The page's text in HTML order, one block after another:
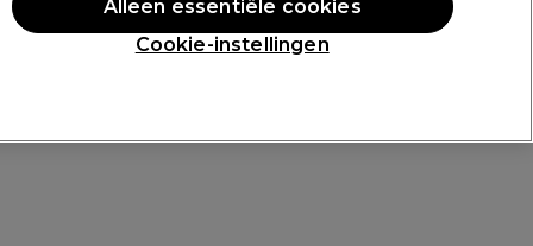
Professionele Awards
Cookie-instellingen
Alleen essentiële cookies